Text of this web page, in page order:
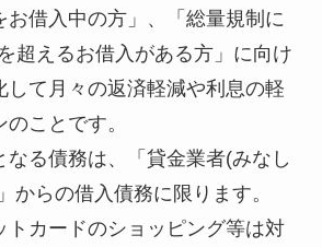
お借入中の方」、「総量規制に
超えるお借入がある方」に向け
して月々の返済軽減や利息の軽
ことです。
る債務は、「貸金業者(みなし
からの借入債務に限ります。
トカードのショッピング等は対